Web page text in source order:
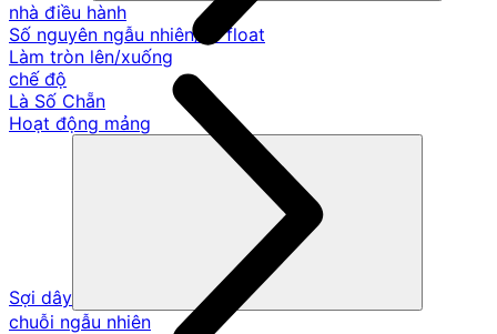
nhà điều hành
Số nguyên ngẫu nhiên/số float
Làm tròn lên/xuống
chế độ
Là Số Chẵn
Hoạt động mảng
Sợi dây
chuỗi ngẫu nhiên